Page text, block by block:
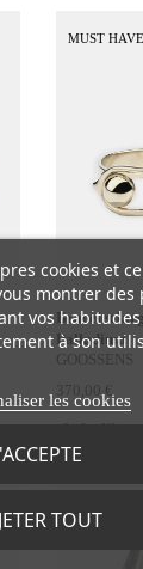
MUST HAVE
Bracelet
Palladium
GOOSSENS
370,00 €
S L XL
cookies et
montrer des
vos
à son
les cookies
TOUT